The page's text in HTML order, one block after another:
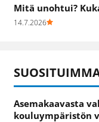
Mitä unohtui?
14.7.2026
Asemakaavasta
kouluympäristön